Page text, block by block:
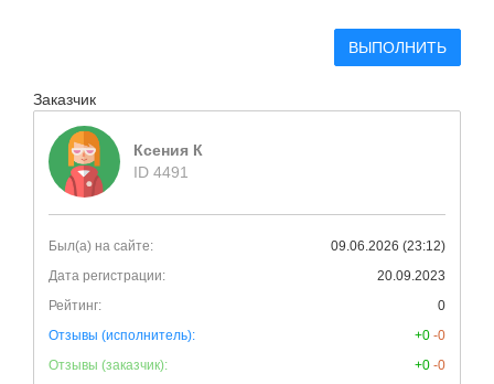
ВЫПОЛНИТЬ
Заказчик
Ксения К
ID 4491
Был(а) на сайте:
09.06.2026 (23:12)
Дата регистрации:
20.09.2023
Рейтинг:
0
Отзывы (исполнитель):
+0 -0
Отзывы (заказчик):
+0 -0